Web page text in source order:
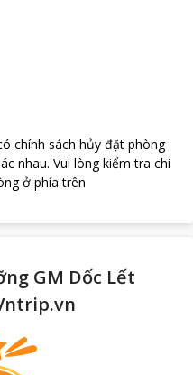
chính sách hủy đặt phòng
nhau. Vui lòng kiểm tra chi
ở phía trên
GM Dốc Lết